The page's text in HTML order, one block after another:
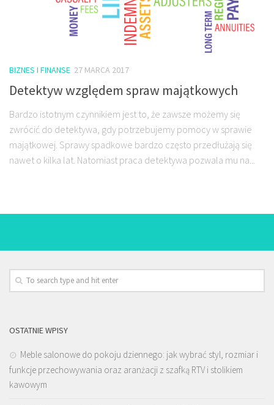
BIZNES I FINANSE 27 MARCA 2017
Detektyw względem spraw majątkowych
Bardzo istotnym czynnikiem jest to, że zawsze możemy się
zwrócić do detektywa, gdy potrzebujemy pomocy w sprawie
majątkowej. Sprawy spadkowe bardzo często przedłużają się
nawet o kilka lat. Natomiast praca detektywa pozwala mu na...
OSTATNIE WPISY
Meble salonowe do pokoju dziennego: jak wybrać styl, rozmiar i
funkcje przechowywania oraz aranżacji z szafką RTV i stolikiem
kawowym